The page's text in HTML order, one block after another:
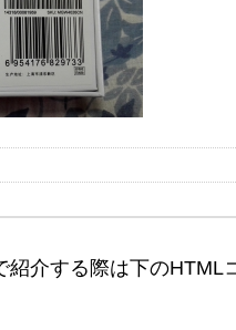
紹介する際は下のHTML